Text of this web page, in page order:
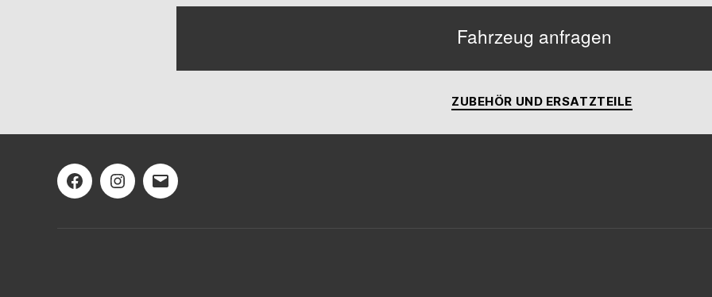
Fahrzeug anfragen
ZUBEHÖR UND ERSATZTEILE
FacebookInstagram
E-